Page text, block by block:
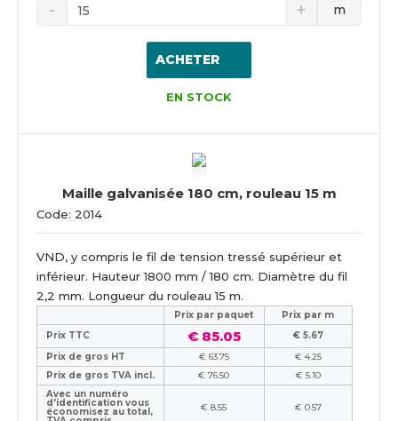
m
ACHETER
EN STOCK
Maille galvanisée 180 cm, rouleau 15 m
Code: 2014
VND, y compris le fil de tension tressé supérieur et
inférieur. Hauteur 1800 mm / 180 cm. Diamètre du fil
2,2 mm. Longueur du rouleau 15 m.
Prix ​​par paquet
Prix par m
Prix TTC
€ 85.05
€ 5.67
Prix de gros HT
€ 63.75
€ 4.25
Prix de gros TVA incl.
€ 76.50
€ 5.10
Avec un numéro
d'identification vous
économisez au total, € 8.55 € 0.57